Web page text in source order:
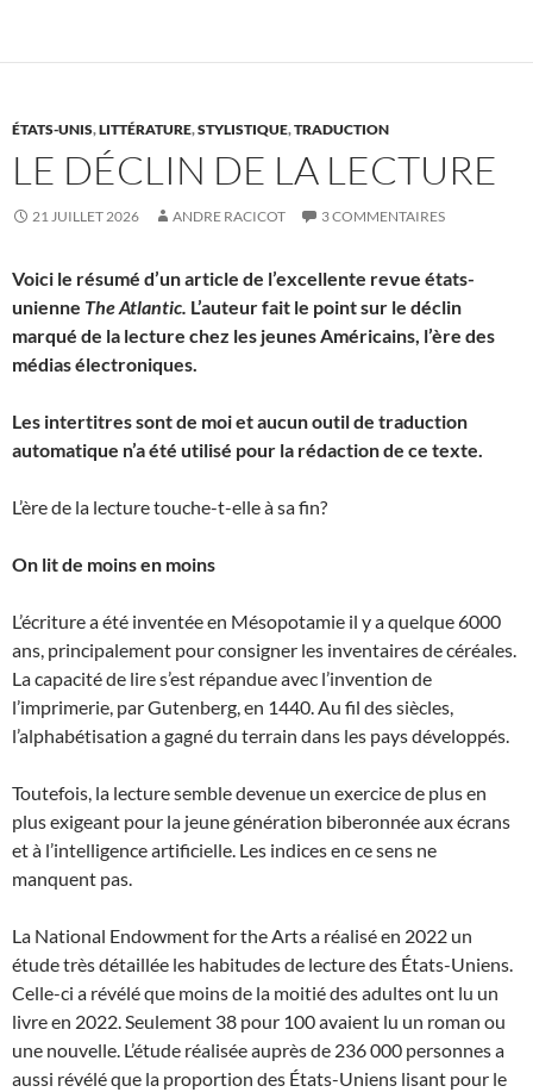
ÉTATS-UNIS,LITTÉRATURE,STYLISTIQUE,TRADUCTION
LE DÉCLIN DE LA LECTURE
21 JUILLET 2026 ANDRE RACICOT 3 COMMENTAIRES
Voici le résumé d’un article de l’excellente revue états-
unienne The Atlantic. L’auteur fait le point sur le déclin
marqué de la lecture chez les jeunes Américains, l’ère des
médias électroniques.
Les intertitres sont de moi et aucun outil de traduction
automatique n’a été utilisé pour la rédaction de ce texte.
L’ère de la lecture touche-t-elle à sa fin?
On lit de moins en moins
L’écriture a été inventée en Mésopotamie il y a quelque 6000
ans, principalement pour consigner les inventaires de céréales.
La capacité de lire s’est répandue avec l’invention de
l’imprimerie, par Gutenberg, en 1440. Au fil des siècles,
l’alphabétisation a gagné du terrain dans les pays développés.
Toutefois, la lecture semble devenue un exercice de plus en
plus exigeant pour la jeune génération biberonnée aux écrans
et à l’intelligence artificielle. Les indices en ce sens ne
manquent pas.
La National Endowment for the Arts a réalisé en 2022 un
étude très détaillée les habitudes de lecture des États-Uniens.
Celle-ci a révélé que moins de la moitié des adultes ont lu un
livre en 2022. Seulement 38 pour 100 avaient lu un roman ou
une nouvelle. L’étude réalisée auprès de 236 000 personnes a
aussi révélé que la proportion des États-Uniens lisant pour le